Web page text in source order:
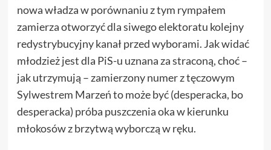
nowa władza w porównaniu z tym rympałem
zamierza otworzyć dla siwego elektoratu kolejny
redystrybucyjny kanał przed wyborami. Jak widać
młodzież jest dla PiS-u uznana za straconą, choć –
jak utrzymują – zamierzony numer z tęczowym
Sylwestrem Marzeń to może być (desperacka, bo
desperacka) próba puszczenia oka w kierunku
młokosów z brzytwą wyborczą w ręku.